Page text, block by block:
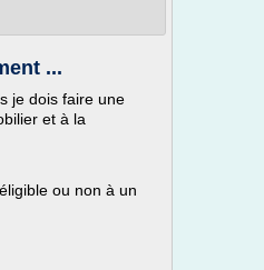
...
je dois faire une
et à la
ou non à un